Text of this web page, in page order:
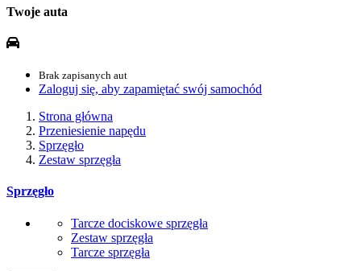
Twoje auta
Brak zapisanych aut
Zaloguj się, aby zapamiętać swój samochód
Strona główna
Przeniesienie napędu
Sprzęgło
Zestaw sprzęgła
Sprzęgło
Tarcze dociskowe sprzęgła
Zestaw sprzęgła
Tarcze sprzęgła